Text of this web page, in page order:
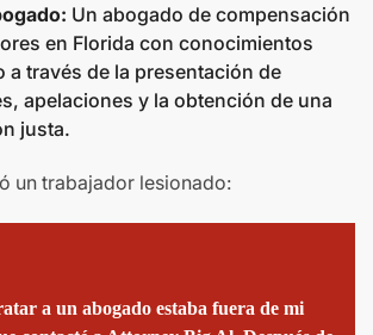
Un abogado de compensación
en Florida con conocimientos
a través de la presentación de
apelaciones y la obtención de una
justa.
un trabajador lesionado:
a un abogado estaba fuera de mi